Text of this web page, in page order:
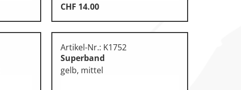
CHF 14.00
Artikel-Nr.: K1752
Superband
gelb, mittel